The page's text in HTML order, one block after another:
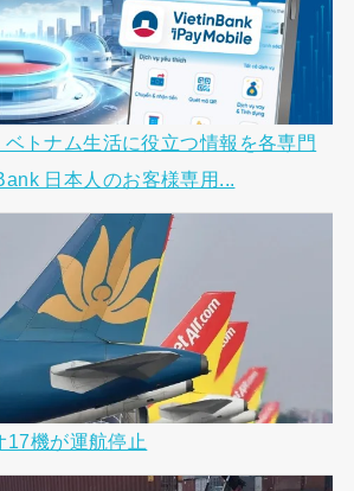
トナム生活に役立つ情報を各専門
日本人のお客様専用...
17機が運航停止